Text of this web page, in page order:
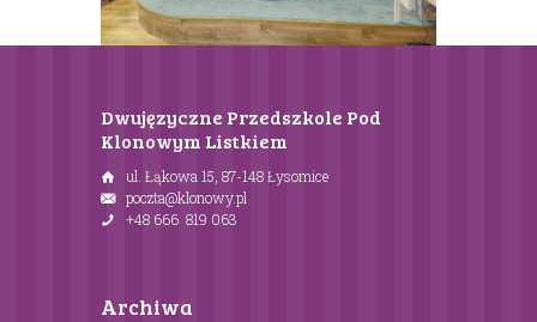
Dwujęzyczne Przedszkole Pod
Klonowym Listkiem
ul. Łąkowa 15, 87-148 Łysomice
poczta@klonowy.pl
+48 666 819 063
Archiwa